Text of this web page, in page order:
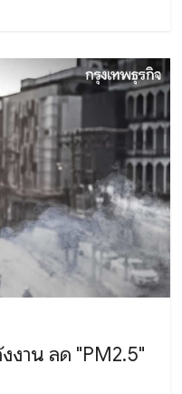
งาน ลด "PM2.5"